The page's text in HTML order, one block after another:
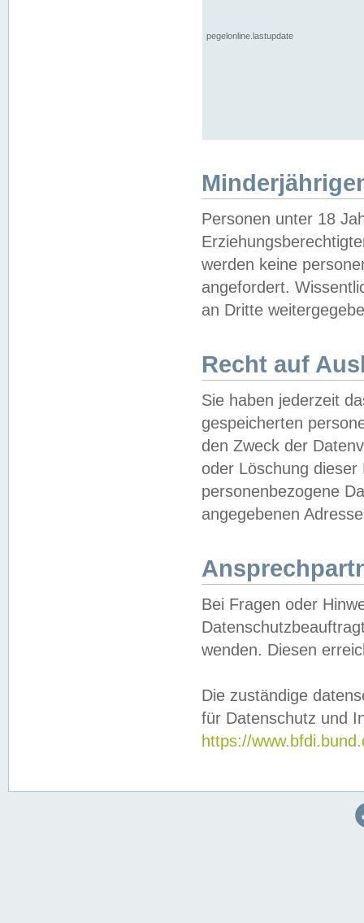
pegelonline.lastupdate
Personen unter 18
werden keine
angefordert.
an Dritte
Recht auf
Sie haben jederzeit
gespeicherten
den Zweck der
oder Löschung
personenbezogene
angegebenen
Bei Fragen oder
wenden. Diesen
Die zuständige
für Datenschutz und
https://